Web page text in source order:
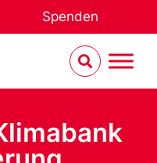
Spenden